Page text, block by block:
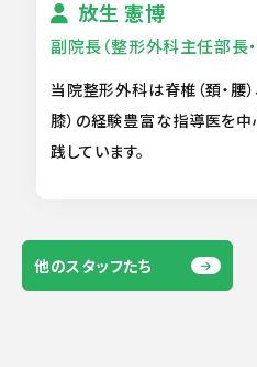
放生 憲博
副院長（整形外科主任部長
当院整形外科は脊椎（頚・腰）
膝）の経験豊富な指導医を
践しています。
他のスタッフたち